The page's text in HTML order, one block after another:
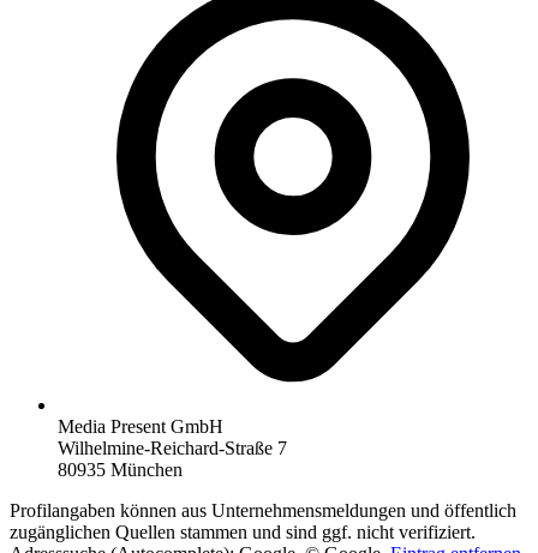
Media Present GmbH
Wilhelmine-Reichard-Straße 7
80935 München
Profilangaben können aus Unternehmensmeldungen und öffentlich
zugänglichen Quellen stammen und sind ggf. nicht verifiziert.